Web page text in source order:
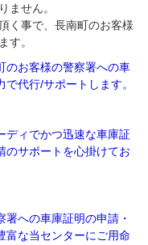
ません。
く事で、長南町のお客様
す。
のお客様の警察署への車
代行/サポートします。
ディでかつ迅速な車庫証
のサポートを心掛けてお
署への車庫証明の申請・
富な当センターにご用命